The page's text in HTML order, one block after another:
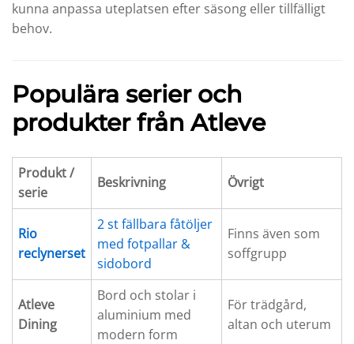
kunna anpassa uteplatsen efter säsong eller tillfälligt
behov.
Populära serier och
produkter från Atleve
Produkt /
serie
Beskrivning Övrigt
Rio
reclynerset
2 st fällbara fåtöljer
med fotpallar &
sidobord
Finns även som
soffgrupp
Atleve
Dining
Bord och stolar i
aluminium med
modern form
För trädgård,
altan och uterum